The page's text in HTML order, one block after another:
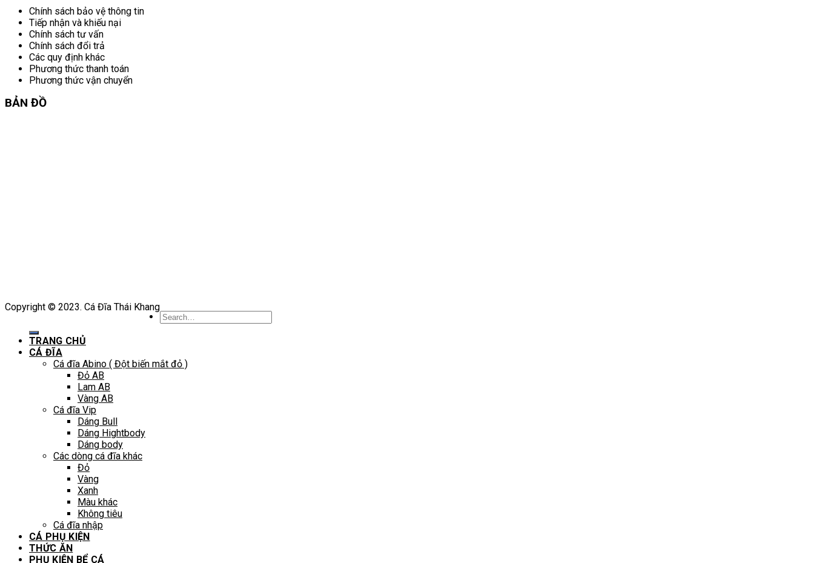
Chính sách bảo vệ thông tin
Tiếp nhận và khiếu nại
Chính sách tư vấn
Chính sách đổi trả
Các quy định khác
Phương thức thanh toán
Phương thức vận chuyển
BẢN ĐỒ
Copyright © 2023. Cá Đĩa Thái Khang
Search
for:
TRANG CHỦ
CÁ ĐĨA
Cá đĩa Abino ( Đột biến mắt đỏ )
Đỏ AB
Lam AB
Vàng AB
Cá đĩa Vip
Dáng Bull
Dáng Hightbody
Dáng body
Các dòng cá đĩa khác
Đỏ
Vàng
Xanh
Màu khác
Không tiêu
Cá đĩa nhập
CÁ PHỤ KIỆN
THỨC ĂN
PHỤ KIỆN BỂ CÁ